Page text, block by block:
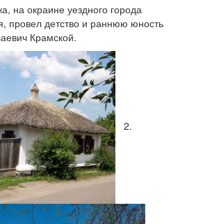
на окраине уездного города
провел детство и раннюю юность
Крамской.
2.